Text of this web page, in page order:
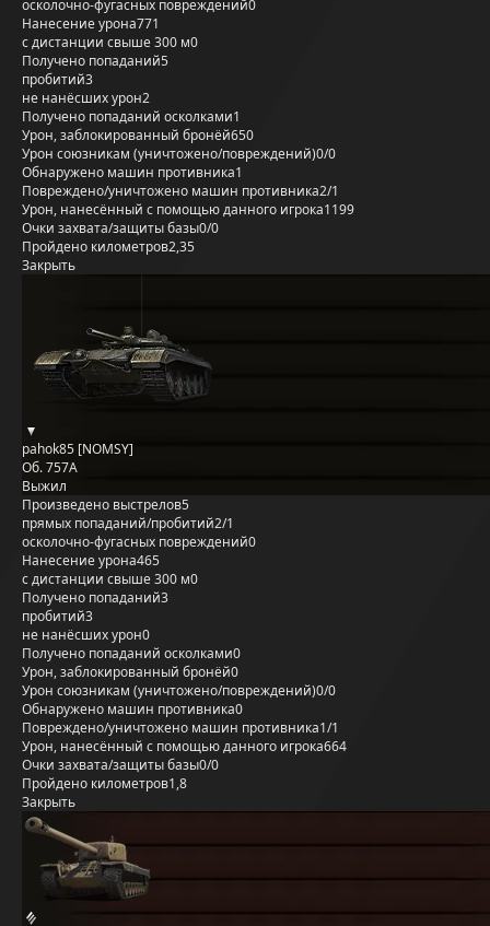
осколочно-фугасных повреждений0
Нанесение урона771
с дистанции свыше 300 м0
Получено попаданий5
пробитий3
не нанёсших урон2
Получено попаданий осколками1
Урон, заблокированный бронёй650
Урон союзникам (уничтожено/повреждений)0/0
Обнаружено машин противника1
Повреждено/уничтожено машин противника2/1
Урон, нанесённый с помощью данного игрока1199
Очки захвата/защиты базы0/0
Пройдено километров2,35
Закрыть
pahok85 [NOMSY]
Об. 757А
Выжил
Произведено выстрелов5
прямых попаданий/пробитий2/1
осколочно-фугасных повреждений0
Нанесение урона465
с дистанции свыше 300 м0
Получено попаданий3
пробитий3
не нанёсших урон0
Получено попаданий осколками0
Урон, заблокированный бронёй0
Урон союзникам (уничтожено/повреждений)0/0
Обнаружено машин противника0
Повреждено/уничтожено машин противника1/1
Урон, нанесённый с помощью данного игрока664
Очки захвата/защиты базы0/0
Пройдено километров1,8
Закрыть